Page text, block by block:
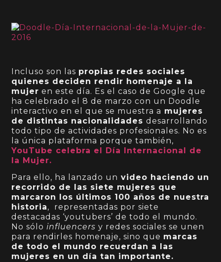
Incluso son las propias redes sociales
quienes deciden rendir homenaje a la
mujer en este día. Es el caso de Google que
ha celebrado el 8 de marzo con un Doodle
interactivo en el que se muestra a mujeres
de distintas nacionalidadesdesarrollando
todo tipo de actividades profesionales. No es
la única plataforma porque también,
YouTube celebra el Día Internacional de
la Mujer.
Para ello, ha lanzado un video haciendo un
recorrido de las siete mujeres que
marcaron los últimos 100 años de nuestra
historia, representadas por siete
destacadas ‘youtubers’ de todo el mundo.
No sóloinfluencers y redes sociales se unen
para rendirles homenaje, sino que marcas
de todo el mundo recuerdan a las
mujeres en un día tan importante.